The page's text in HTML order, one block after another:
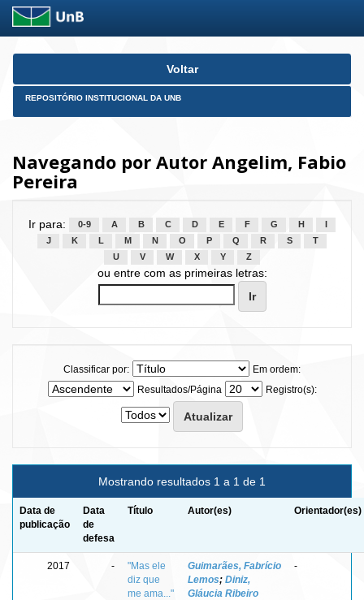
Skip
Voltar
REPOSITÓRIO INSTITUCIONAL DA UNB
Navegando por Autor Angelim, Fabio
Pereira
Ir para: 0-9 A B C D E F G H
J
K L M N O P Q R S
T
U
V W X Y Z
ou entre com as primeiras letras:
Classificar por:
Em ordem:
Resultados/Página
Registro(s):
Mostrando resultados 1 a 1 de 1
Data de
publicação
Data
de
defesa
Título Autor(es) Orientador(es)
2017 -
"Mas ele
diz que
me ama..."
Guimarães, Fabrício
Lemos; Diniz,
Gláucia Ribeiro
-